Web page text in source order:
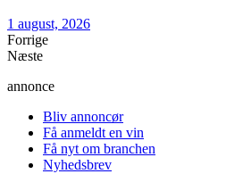
1 august, 2026
Forrige
Næste
annonce
Bliv annoncør
Få anmeldt en vin
Få nyt om branchen
Nyhedsbrev